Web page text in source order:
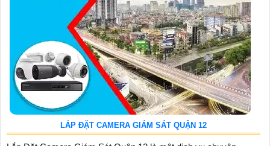
LẮP ĐẶT CAMERA GIÁM SÁT QUẬN 12